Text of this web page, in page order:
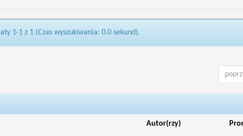
1-1 z 1 (Czas wyszukiwania: 0.0 sekund).
Autor(rzy)